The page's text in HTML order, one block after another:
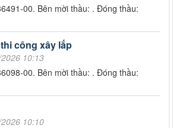
00. Bên mời thầu: . Đóng thầu:
công xây lắp
10:13
00. Bên mời thầu: . Đóng thầu:
10:10